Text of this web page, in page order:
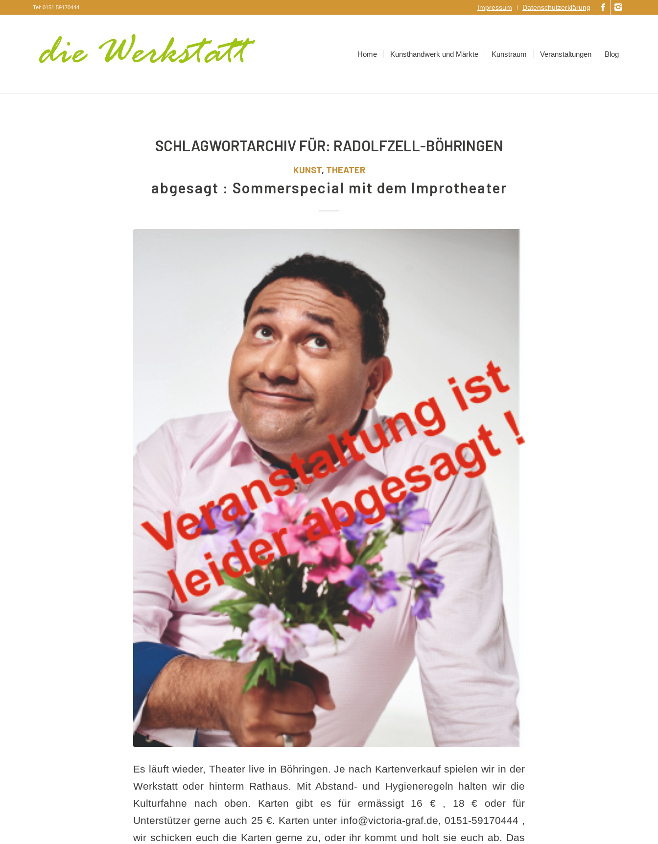
Impressum Datenschutzerklärung
Tel: 0151 59170444
Home Kunsthandwerk und Märkte Kunstraum Veranstaltungen Blog
SCHLAGWORTARCHIV FÜR: RADOLFZELL-BÖHRINGEN
KUNST, THEATER
abgesagt : Sommerspecial mit dem Improtheater
Es läuft wieder, Theater live in Böhringen. Je nach Kartenverkauf spielen wir in der
Werkstatt oder hinterm Rathaus. Mit Abstand- und Hygieneregeln halten wir die
Kulturfahne nach oben. Karten gibt es für ermässigt 16 € , 18 € oder für
Unterstützer gerne auch 25 €. Karten unter info@victoria-graf.de, 0151-59170444 ,
wir schicken euch die Karten gerne zu, oder ihr kommt und holt sie euch ab. Das